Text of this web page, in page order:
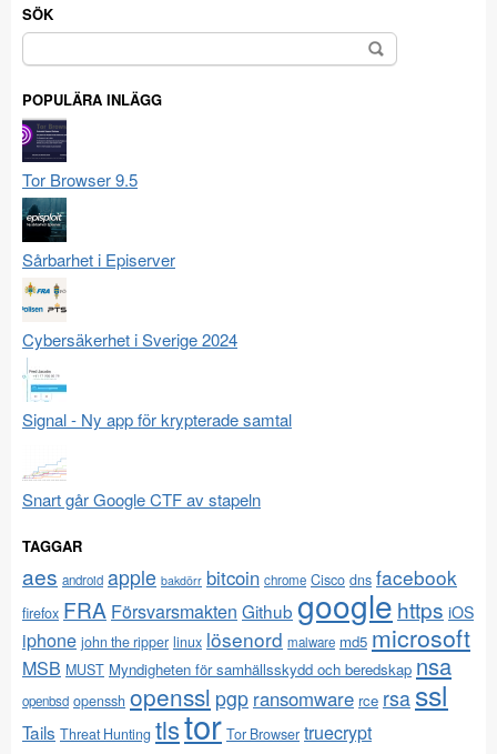
SÖK
Sök
efter:
POPULÄRA INLÄGG
Tor Browser 9.5
Sårbarhet i Episerver
Cybersäkerhet i Sverige 2024
Signal - Ny app för krypterade samtal
Snart går Google CTF av stapeln
TAGGAR
aes android apple bakdörr bitcoin chrome Cisco dns facebook
firefox FRA Försvarsmakten Github google https iOS
iphone john the ripper linux lösenord malware md5 microsoft
MSB MUST Myndigheten för samhällsskydd och beredskap nsa
openbsd openssh openssl pgp ransomware rce rsa ssl
Tails Threat Hunting tlstor Tor Browser truecrypt